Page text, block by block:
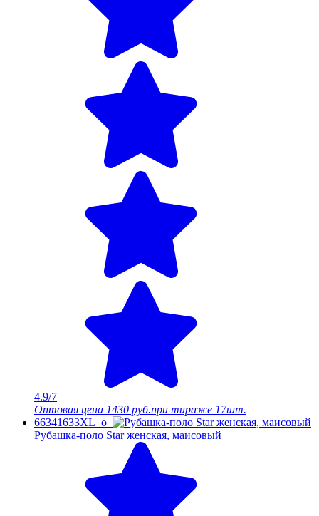
4.9/7
Оптовая цена 1430 руб.при тираже 17шт.
66341633XL_o
Рубашка-поло Star женская, маисовый